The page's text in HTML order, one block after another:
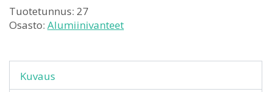
Tuotetunnus: 27
Osasto: Alumiinivanteet
Kuvaus